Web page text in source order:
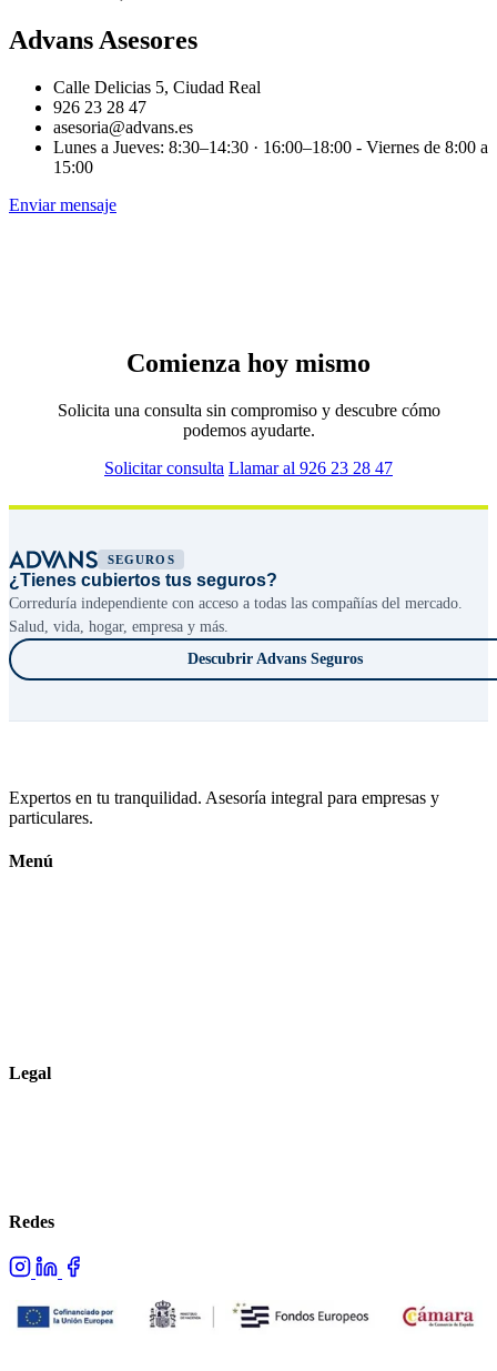
Advans Asesores
Calle Delicias 5, Ciudad Real
926 23 28 47
asesoria@advans.es
Lunes a Jueves: 8:30–14:30 · 16:00–18:00 - Viernes de 8:00 a
15:00
Enviar mensaje
Comienza hoy mismo
Solicita una consulta sin compromiso y descubre cómo
podemos ayudarte.
Solicitar consulta Llamar al 926 23 28 47
SEGUROS
¿Tienes cubiertos tus seguros?
Correduría independiente con acceso a todas las compañías del mercado.
Salud, vida, hogar, empresa y más.
Descubrir Advans Seguros
Expertos en tu tranquilidad. Asesoría integral para empresas y
particulares.
Menú
Legal
Redes